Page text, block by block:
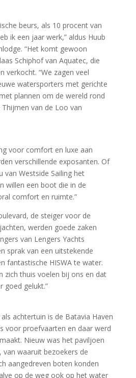
beurs, als 10 procent van
ik een jaar werk,” aldus Huub
“Het komt gewoon
Schiphof van Aquatec, die
verkocht. “We zagen veel
watersporters met gerichte
plannen om de wereld rond
van de Loo van
voor comfort en luxe aan
verschillende exposanten. Of
van Westside Sailing het
willen een boot die in de
comfort en ruimte.”
de steiger voor de
werden goede zaken
van Lengers Yachts
sprak van een uitstekende
fantastische HISWA te water.
zich thuis voelen bij ons en dat
goed gelukt.”
achtertuin is de Batavia Haven
voor proefvaarten en daar werd
Nieuw was het paviljoen
waaruit bezoekers de
aangedreven boten konden
op de weg ook op het water